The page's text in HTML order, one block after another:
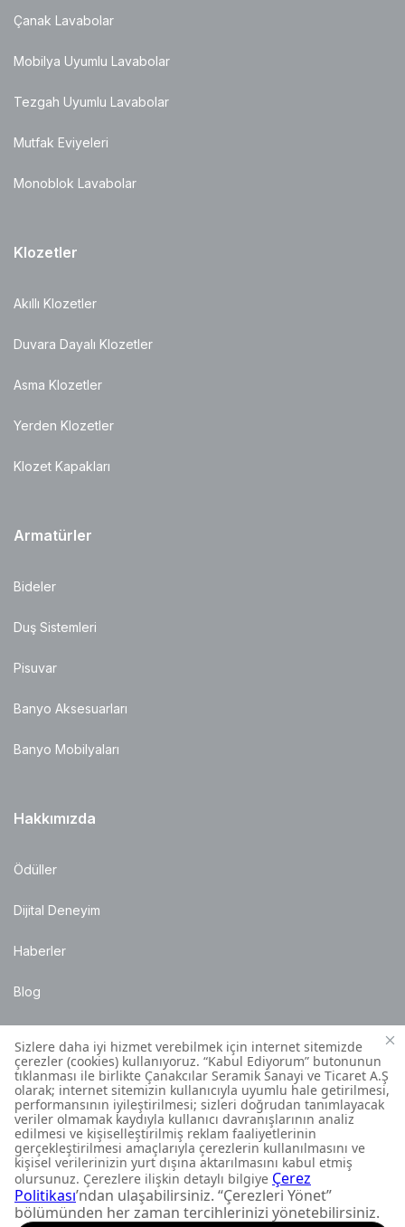
Çanak Lavabolar
Mobilya Uyumlu Lavabolar
Tezgah Uyumlu Lavabolar
Mutfak Eviyeleri
Monoblok Lavabolar
Klozetler
Akıllı Klozetler
Duvara Dayalı Klozetler
Asma Klozetler
Yerden Klozetler
Klozet Kapakları
Armatürler
Bideler
Duş Sistemleri
Pisuvar
Banyo Aksesuarları
Banyo Mobilyaları
Hakkımızda
Ödüller
Dijital Deneyim
Haberler
Blog
Satış Noktaları
Montaj Bilgileri
Müşteri İletişim Merkezi